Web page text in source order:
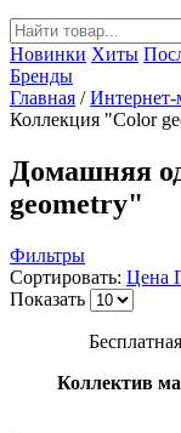
Новинки Хиты
Бренды
Главная / Интернет-
Коллекция "Color
Домашняя
geometry"
Фильтры
Сортировать: Цена
Показать
Коллектив